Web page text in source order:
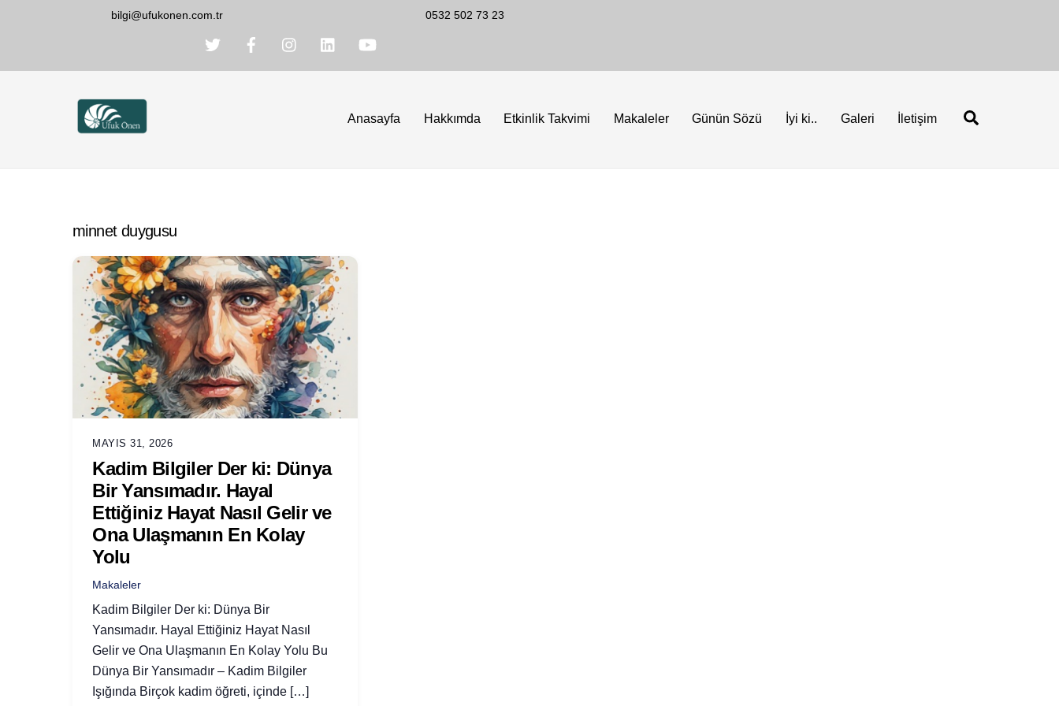
bilgi@ufukonen.com.tr 0532 502 73 23
Anasayfa Hakkımda Etkinlik Takvimi Makaleler Günün Sözü İyi ki.. Galeri İletişim
minnet duygusu
MAYIS 31, 2026
Kadim Bilgiler Der ki: Dünya
Bir Yansımadır. Hayal
Ettiğiniz Hayat Nasıl Gelir ve
Ona Ulaşmanın En Kolay
Yolu
Makaleler
Kadim Bilgiler Der ki: Dünya Bir
Yansımadır. Hayal Ettiğiniz Hayat Nasıl
Gelir ve Ona Ulaşmanın En Kolay Yolu Bu
Dünya Bir Yansımadır – Kadim Bilgiler
Işığında Birçok kadim öğreti, içinde […]